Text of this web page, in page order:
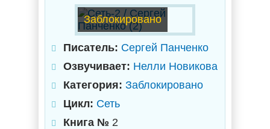
Заблокировано
Писатель: Сергей Панченко
Озвучивает: Нелли Новикова
Категория: Заблокировано
Цикл: Сеть
Книга № 2